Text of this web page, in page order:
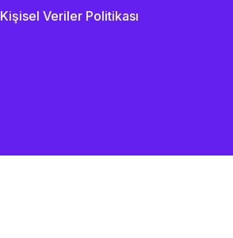
Kişisel Veriler Politikası